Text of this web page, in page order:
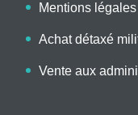
Mentions légales
Achat détaxé
Vente aux